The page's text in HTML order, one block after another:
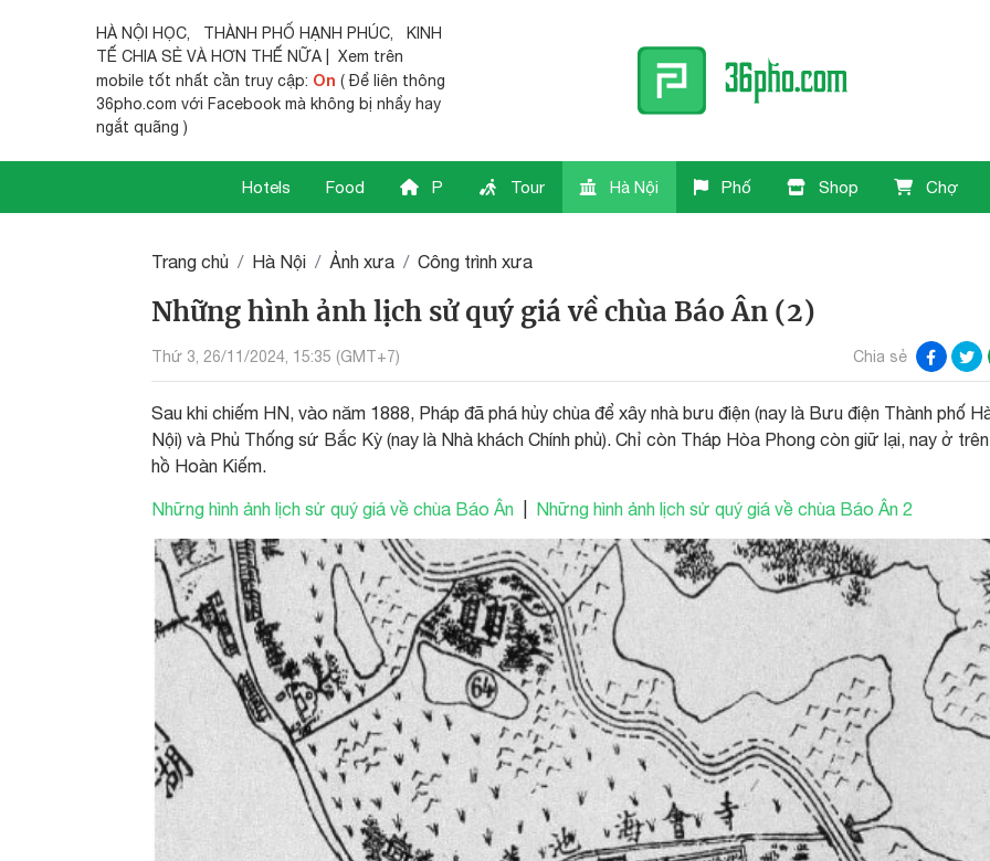
HÀ NỘI HỌC, THÀNH PHỐ HẠNH PHÚC,
KINH
TẾ CHIA SẺ VÀ HƠN THẾ NỮA | Xem trên
mobile tốt nhất cần truy cập: On ( Để liên thông
36pho.com với Facebook mà không bị nhẩy hay
ngắt quãng )
Hotels Food P Tour Hà Nội Phố Shop Chợ
Trang chủ Hà Nội Ảnh xưa Công trình xưa
Những hình ảnh lịch sử quý giá về chùa Báo Ân (2)
Thứ 3, 26/11/2024, 15:35 (GMT+7) Chia sẻ
Sau khi chiếm HN, vào năm 1888, Pháp đã phá hủy chùa để xây nhà bưu điện (nay là Bưu điện Thành phố
Nội) và Phủ Thống sứ Bắc Kỳ (nay là Nhà khách Chính phủ). Chỉ còn Tháp Hòa Phong còn giữ lại, nay ở
hồ Hoàn Kiếm.
Những hình ảnh lịch sử quý giá về chùa Báo Ân Những hình ảnh lịch sử quý giá về chùa Báo Ân 2